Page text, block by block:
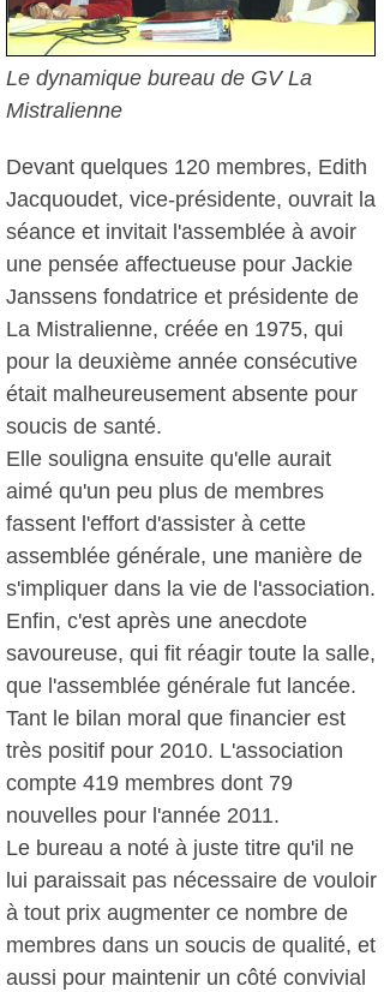
Le dynamique bureau de GV La
Mistralienne
Devant quelques 120 membres, Edith
Jacquoudet, vice-présidente, ouvrait la
séance et invitait l'assemblée à avoir
une pensée affectueuse pour Jackie
Janssens fondatrice et présidente de
La Mistralienne, créée en 1975, qui
pour la deuxième année consécutive
était malheureusement absente pour
soucis de santé.
Elle souligna ensuite qu'elle aurait
aimé qu'un peu plus de membres
fassent l'effort d'assister à cette
assemblée générale, une manière de
s'impliquer dans la vie de l'association.
Enfin, c'est après une anecdote
savoureuse, qui fit réagir toute la salle,
que l'assemblée générale fut lancée.
Tant le bilan moral que financier est
très positif pour 2010. L'association
compte 419 membres dont 79
nouvelles pour l'année 2011.
Le bureau a noté à juste titre qu'il ne
lui paraissait pas nécessaire de vouloir
à tout prix augmenter ce nombre de
membres dans un soucis de qualité, et
aussi pour maintenir un côté convivial